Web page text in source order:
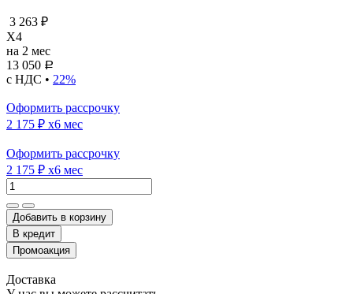
3 263 ₽
X4
на 2 мес
13 050 Р
с НДС • 22%
Оформить рассрочку
2 175 ₽ x6 мес
Оформить рассрочку
2 175 ₽ x6 мес
Добавить в корзину
Доставка